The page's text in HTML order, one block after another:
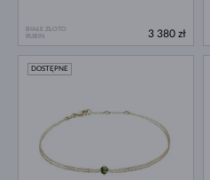
BIAŁE ZŁOTO
RUBIN
3 380 zł
DOSTĘPNE